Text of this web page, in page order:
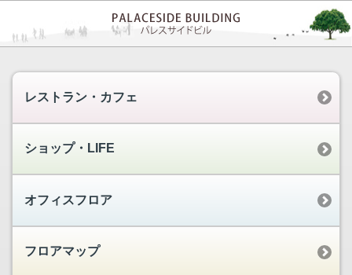
レストラン・カフェ
ショップ・LIFE
オフィスフロア
フロアマップ